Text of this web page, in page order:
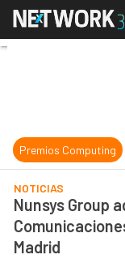
Premios Computing
NOTICIAS
Nunsys Group
Madrid